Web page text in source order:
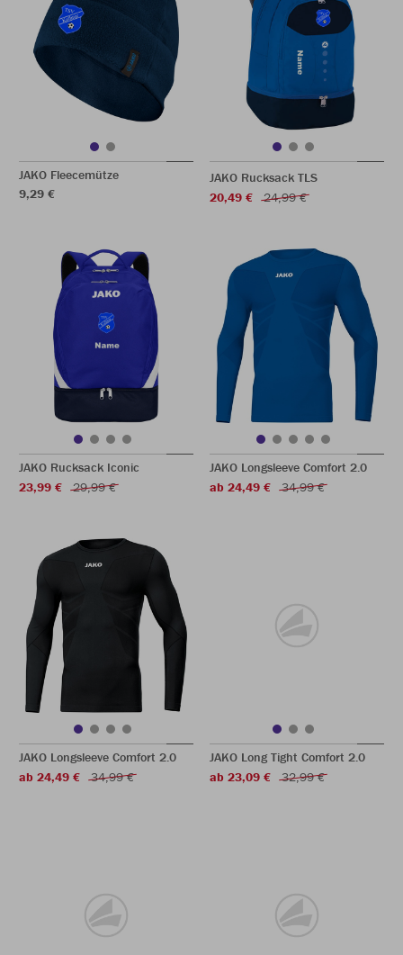
JAKO Fleecemütze
9,29 €
JAKO Rucksack TLS
20,49 €
24,99 €
JAKO Rucksack Iconic
23,99 €
29,99 €
JAKO Longsleeve Comfort 2.0
ab 24,49 €
34,99 €
JAKO Longsleeve Comfort 2.0
ab 24,49 €
34,99 €
JAKO Long Tight Comfort 2.0
ab 23,09 €
32,99 €